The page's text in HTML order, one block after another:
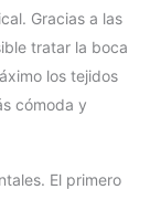
Gracias a las
tratar la boca
los tejidos
cómoda y
El primero